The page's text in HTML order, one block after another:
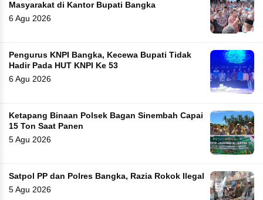
Masyarakat di Kantor Bupati Bangka
6 Agu 2026
Pengurus KNPI Bangka, Kecewa Bupati Tidak
Hadir Pada HUT KNPI Ke 53
6 Agu 2026
Ketapang Binaan Polsek Bagan Sinembah Capai
15 Ton Saat Panen
5 Agu 2026
Satpol PP dan Polres Bangka, Razia Rokok Ilegal
5 Agu 2026